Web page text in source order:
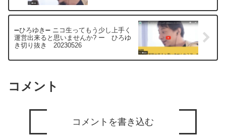
➖ひろゆき➖ ニコ生ってもう少し上手く
運営出来ると思いませんか? ー ひろゆ
き切り抜き 20230526
コメント
コメントを書き込む